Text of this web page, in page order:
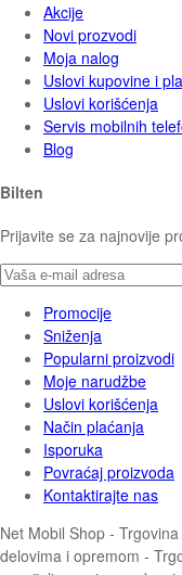
Akcije
Novi prozvodi
Moja nalog
Uslovi kupovine i
Uslovi korišćenja
Servis mobilnih
Blog
Bilten
Prijavite se za najnovije
Promocije
Sniženja
Popularni proizvodi
Moje narudžbe
Uslovi korišćenja
Način plaćanja
Isporuka
Povraćaj proizvoda
Kontaktirajte nas
Net Mobil Shop -
delovima i opremom -